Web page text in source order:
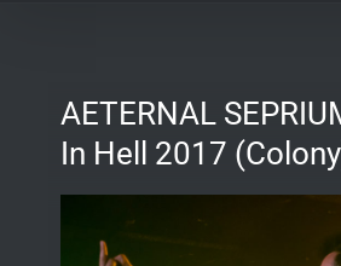
AETERNAL
In Hell 2017